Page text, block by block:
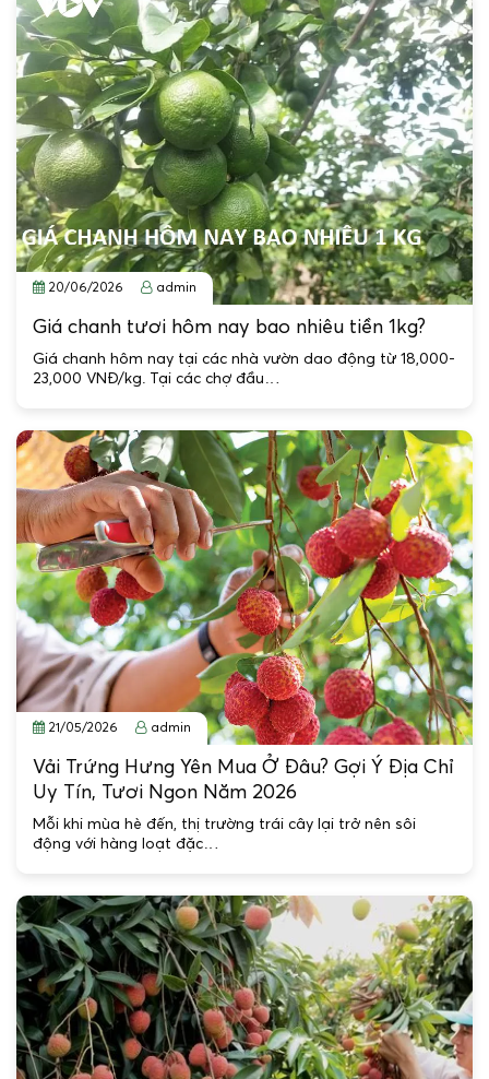
20/06/2026 admin
Giá chanh tươi hôm nay bao nhiêu tiền 1kg?
Giá chanh hôm nay tại các nhà vườn dao động từ 18,000-
23,000 VNĐ/kg. Tại các chợ đầu…
21/05/2026 admin
Vải Trứng Hưng Yên Mua Ở Đâu? Gợi Ý Địa Chỉ
Uy Tín, Tươi Ngon Năm 2026
Mỗi khi mùa hè đến, thị trường trái cây lại trở nên sôi
động với hàng loạt đặc…